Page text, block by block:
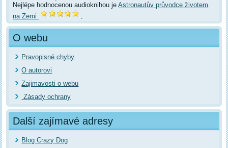
Nejlépe hodnocenou audioknihou jeAstronautův průvodce životem
na Zemi
O webu
Pravopisné chyby
O autorovi
Zajimavosti o webu
Zásady ochrany
Další zajímavé adresy
Blog Crazy Dog